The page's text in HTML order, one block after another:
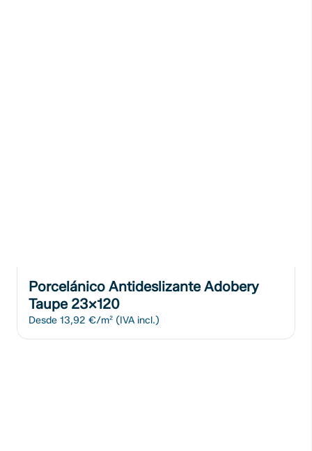
Porcelánico Antideslizante Adobery
Taupe 23x120
Desde 13,92 €/m² (IVA incl.)